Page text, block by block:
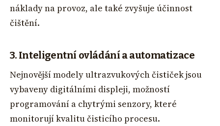
náklady na provoz, ale také zvyšuje účinnost
čištění.
3. Inteligentní ovládání a automatizace
Nejnovější modely ultrazvukových čističek jsou
vybaveny digitálními displeji, možností
programování a chytrými senzory, které
monitorují kvalitu čisticího procesu.